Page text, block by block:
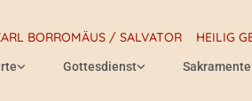
BORROMÄUS / SALVATOR HEILIG
Gottesdienst Sakramente